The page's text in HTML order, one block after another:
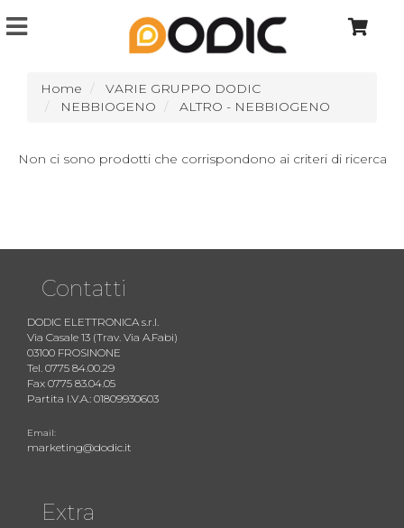
Home
VARIE GRUPPO DODIC
NEBBIOGENO
ALTRO - NEBBIOGENO
Non ci sono prodotti che corrispondono ai criteri di ricerca
Contatti
DODIC ELETTRONICA s.r.l.
Via Casale 13 (Trav. Via A.Fabi)
03100 FROSINONE
Tel. 0775 84.00.29
Fax 0775 83.04.05
Partita I.V.A.: 01809930603
Email:
marketing@dodic.it
Extra